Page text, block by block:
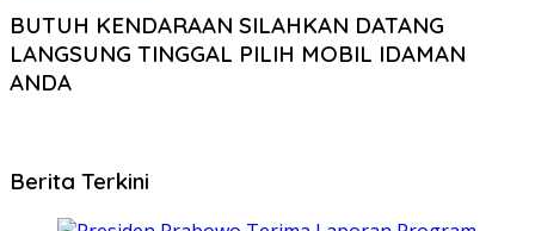
BUTUH KENDARAAN SILAHKAN DATANG
LANGSUNG TINGGAL PILIH MOBIL IDAMAN
ANDA
Berita Terkini